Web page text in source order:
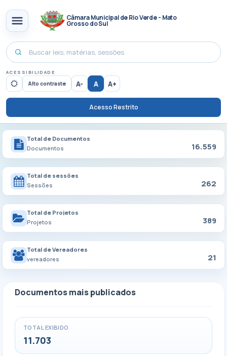
Câmara Municipal de Rio Verde - Mato
Grosso do Sul
ACESSIBILIDADE
Alto contraste A- A A+
Acesso Restrito
Total de Documentos
Documentos
16.559
Total de sessões
Sessões
262
Total de Projetos
Projetos
389
Total de Vereadores
vereadores
21
Documentos mais publicados
TOTAL EXIBIDO
11.703